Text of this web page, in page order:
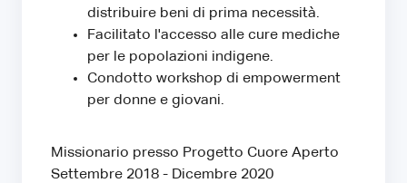
distribuire beni di prima necessità.
Facilitato l'accesso alle cure mediche
per le popolazioni indigene.
Condotto workshop di empowerment
per donne e giovani.
Missionario presso Progetto Cuore Aperto
Settembre 2018 - Dicembre 2020